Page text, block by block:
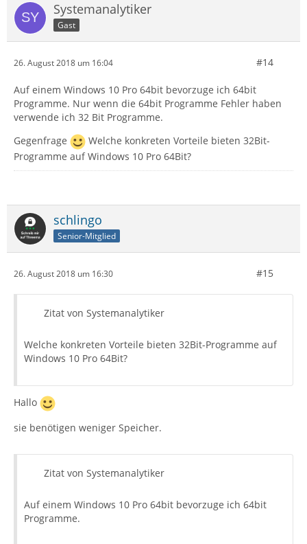
Systemanalytiker
Gast
26. August 2018 um 16:04 #14
Auf einem Windows 10 Pro 64bit bevorzuge ich 64bit
Programme. Nur wenn die 64bit Programme Fehler haben
verwende ich 32 Bit Programme.
Gegenfrage
Welche konkreten Vorteile bieten 32Bit-
Programme auf Windows 10 Pro 64Bit?
schlingo
Senior-Mitglied
26. August 2018 um 16:30 #15
Zitat von Systemanalytiker
Welche konkreten Vorteile bieten 32Bit-Programme auf
Windows 10 Pro 64Bit?
Hallo
sie benötigen weniger Speicher.
Zitat von Systemanalytiker
Auf einem Windows 10 Pro 64bit bevorzuge ich 64bit
Programme.